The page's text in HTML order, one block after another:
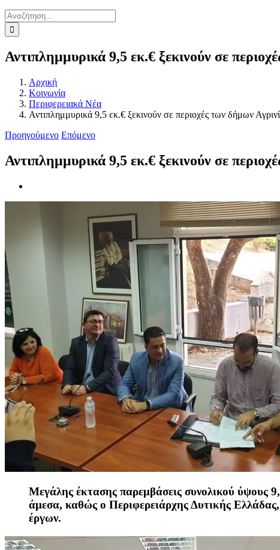
Αναζήτηση
για:
Αντιπλημμυρικά 9,5 εκ.€ ξεκινούν σε
Αρχική
Κοινωνία
Περιφερειακά Νέα
Αντιπλημμυρικά 9,5 εκ.€ ξεκινούν σε περιοχές των δήμων
Προηγούμενο Επόμενο
Αντιπλημμυρικά 9,5 εκ.€ ξεκινούν σε
Μεγάλης έκτασης παρεμβάσεις συνολικού ύψους
άμεσα, καθώς ο Περιφερειάρχης Δυτικής Ελλάδας,
έργων.